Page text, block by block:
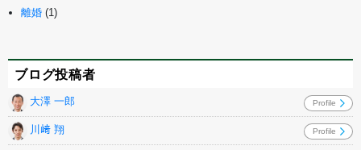
離婚 (1)
ブログ投稿者
大澤 一郎 Profile
川﨑 翔 Profile